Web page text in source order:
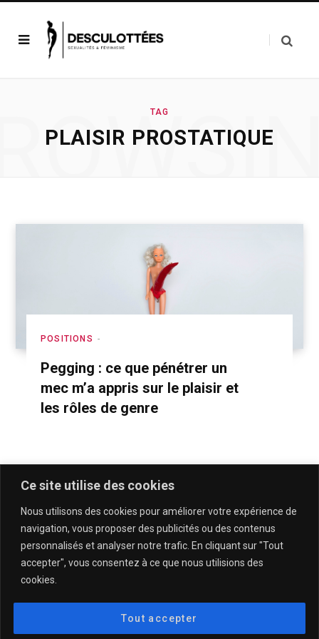
Ce site utilise des cookies
Nous utilisons des cookies pour améliorer votre expérience de
navigation, vous proposer des publicités ou des contenus
personnalisés et analyser notre trafic. En cliquant sur "Tout
accepter", vous consentez à ce que nous utilisions des
cookies.
Tout accepter
TAG
PLAISIR PROSTATIQUE
POSITIONS
Pegging : ce que pénétrer un
mec m’a appris sur le plaisir et
les rôles de genre